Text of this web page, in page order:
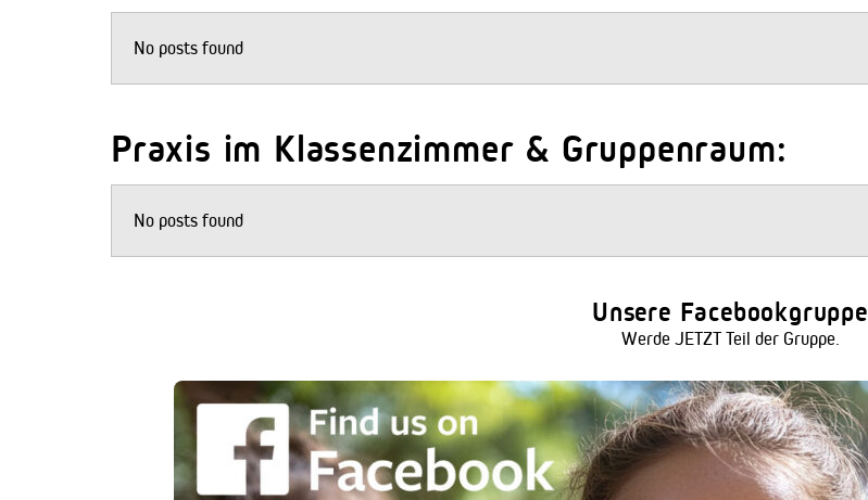
No posts found
Praxis im Klassenzimmer & Gruppenraum:
No posts found
Unsere Facebookgruppe
Werde JETZT Teil der Gruppe.